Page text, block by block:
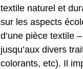
textile naturel et
sur les aspects
d’une pièce textile
jusqu’aux divers
colorants, etc). Il